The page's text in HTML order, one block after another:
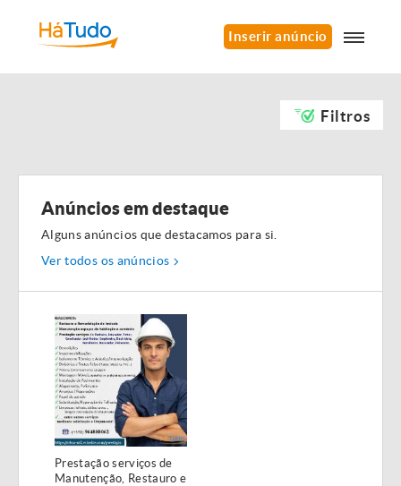
Inserir anúncio
Filtros
Anúncios em destaque
Alguns anúncios que destacamos para si.
Ver todos os anúncios
Prestação serviços de
Manutenção, Restauro e